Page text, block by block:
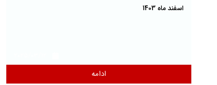
اسفند ماه 1403
ادامه